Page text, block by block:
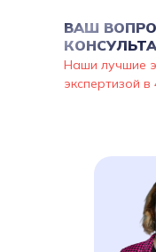
ВАШ
Наши лучшие
экспертизой